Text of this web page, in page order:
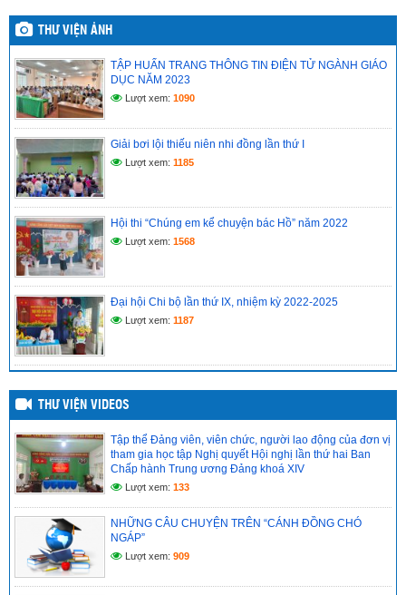
Chi bộ cơ sở trường Tiểu học Vĩnh Phong 4 báo cáo kết quả
(14/05/2026)
CHI BỘ CƠ SỞ TRƯỜNG TIỂU HỌC VĨNH PHONG 4 TỔ
CHỨC HỌC TẬP, QUÁN TRIỆT NGHỊ QUYẾT HỘI NGHỊ LẦN
THỨ II BAN CHẤP HÀNH TRUNG ƯƠNG ĐẢNG KHÓA XIV
(14/05/2026)
Hồ sơ đánh giá chuẩn nghề nghiệp giáo viên năm học
2025–2026
(12/05/2026)
THƯ VIỆN ẢNH
TẬP HUẤN TRANG THÔNG TIN ĐIỆN TỬ NGÀNH GIÁO
DỤC NĂM 2023
Lượt xem: 1090
Giải bơi lội thiếu niên nhi đồng lần thứ I
Lượt xem: 1185
Hội thi “Chúng em kể chuyện bác Hồ” năm 2022
Lượt xem: 1568
Đại hội Chi bộ lần thứ IX, nhiệm kỳ 2022-2025
Lượt xem: 1187
THƯ VIỆN VIDEOS
Tập thể Đảng viên, viên chức, người lao động của đơn vị
tham gia học tập Nghị quyết Hội nghị lần thứ hai Ban
Chấp hành Trung ương Đảng khoá XIV
Lượt xem: 133
NHỮNG CÂU CHUYỆN TRÊN “CÁNH ĐỒNG CHÓ
NGÁP”
Lượt xem: 909